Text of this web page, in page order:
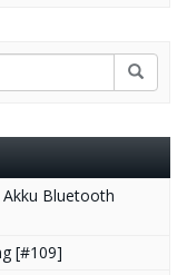
Bluetooth
[#109]